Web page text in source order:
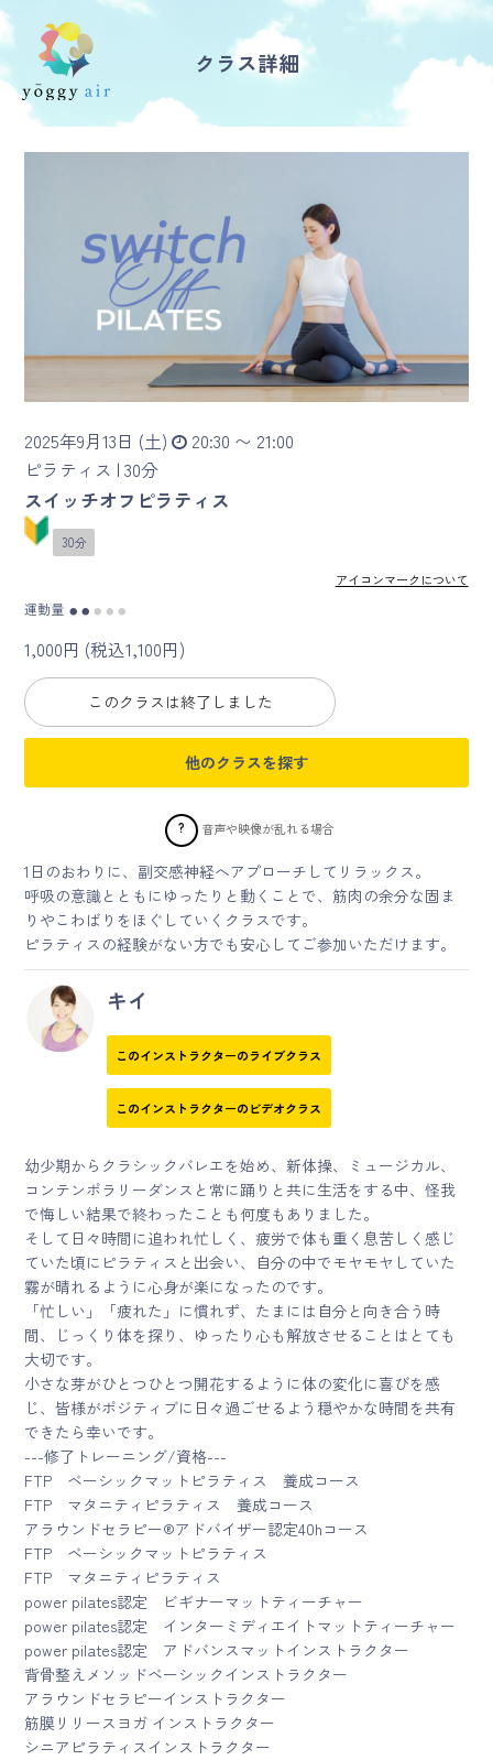
受講の流れ
インストラクター一覧
FAQ / お問い合わせ
yoggy store
yoggy mommy
マイページ
会員規約について
クラス参加にあたっての同意書
特定商取引にかかわる表示
プライバシーポリシー
クラス詳細
2025年9月13日 (土)
20:30 〜 21:00
ピラティス | 30分
スイッチオフピラティス
30分
アイコンマークについて
運動量 ● ● ● ● ●
1,000円 (税込1,100円)
このクラスは終了しました
他のクラスを探す
? 音声や映像が乱れる場合
1日のおわりに、副交感神経へアプローチしてリラックス。
呼吸の意識とともにゆったりと動くことで、筋肉の余分な固ま
りやこわばりをほぐしていくクラスです。
ピラティスの経験がない方でも安心してご参加いただけます。
キイ
このインストラクターのライブクラス
このインストラクターのビデオクラス
幼少期からクラシックバレエを始め、新体操、ミュージカル、
コンテンポラリーダンスと常に踊りと共に生活をする中、怪我
で悔しい結果で終わったことも何度もありました。
そして日々時間に追われ忙しく、疲労で体も重く息苦しく感じ
ていた頃にピラティスと出会い、自分の中でモヤモヤしていた
霧が晴れるように心身が楽になったのです。
「忙しい」「疲れた」に慣れず、たまには自分と向き合う時
間、じっくり体を探り、ゆったり心も解放させることはとても
大切です。
小さな芽がひとつひとつ開花するように体の変化に喜びを感
じ、皆様がポジティブに日々過ごせるよう穏やかな時間を共有
できたら幸いです。
---修了トレーニング/資格---
FTP ベーシックマットピラティス 養成コース
FTP マタニティピラティス 養成コース
アラウンドセラピー®アドバイザー認定40hコース
FTP ベーシックマットピラティス
FTP マタニティピラティス
power pilates認定 ビギナーマットティーチャー
power pilates認定 インターミディエイトマットティーチャー
power pilates認定 アドバンスマットインストラクター
背骨整えメソッドベーシックインストラクター
アラウンドセラピーインストラクター
筋膜リリースヨガ インストラクター
シニアピラティスインストラクター